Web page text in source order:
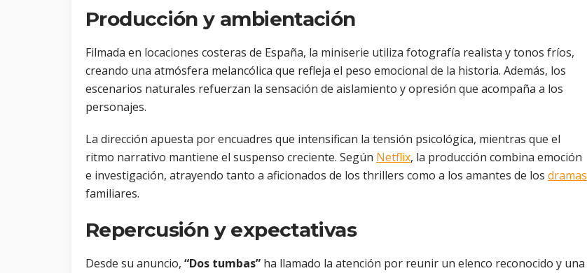
Producción y ambientación
Filmada en locaciones costeras de España, la miniserie utiliza fotografía realista y tonos fríos,
creando una atmósfera melancólica que refleja el peso emocional de la historia. Además, los
escenarios naturales refuerzan la sensación de aislamiento y opresión que acompaña a los
personajes.
La dirección apuesta por encuadres que intensifican la tensión psicológica, mientras que el
ritmo narrativo mantiene el suspenso creciente. Según Netflix, la producción combina emoción
e investigación, atrayendo tanto a aficionados de los thrillers como a los amantes de los dramas
familiares.
Repercusión y expectativas
Desde su anuncio, “Dos tumbas” ha llamado la atención por reunir un elenco reconocido y una